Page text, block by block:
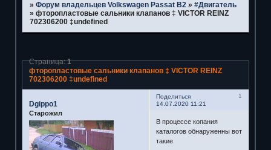
» Форум владельцев Volkswagen Passat B2 » #Двигатель
» фторопластовые сальники клапанов ‡ VICTOR REINZ
702306200 ‡undefined
фторопластовые сальники клапанов ‡ VICTOR REINZ
702306200 ‡undefined
Страница:1
Поделиться
1
14.07.2020 11:21
Dgippo1
Старожил
В процессе копания
каталогов обнаруженны вот
такие